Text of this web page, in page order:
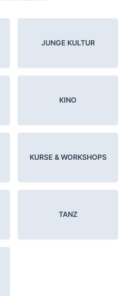
JUNGE KULTUR
KINO
KURSE & WORKSHOPS
TANZ